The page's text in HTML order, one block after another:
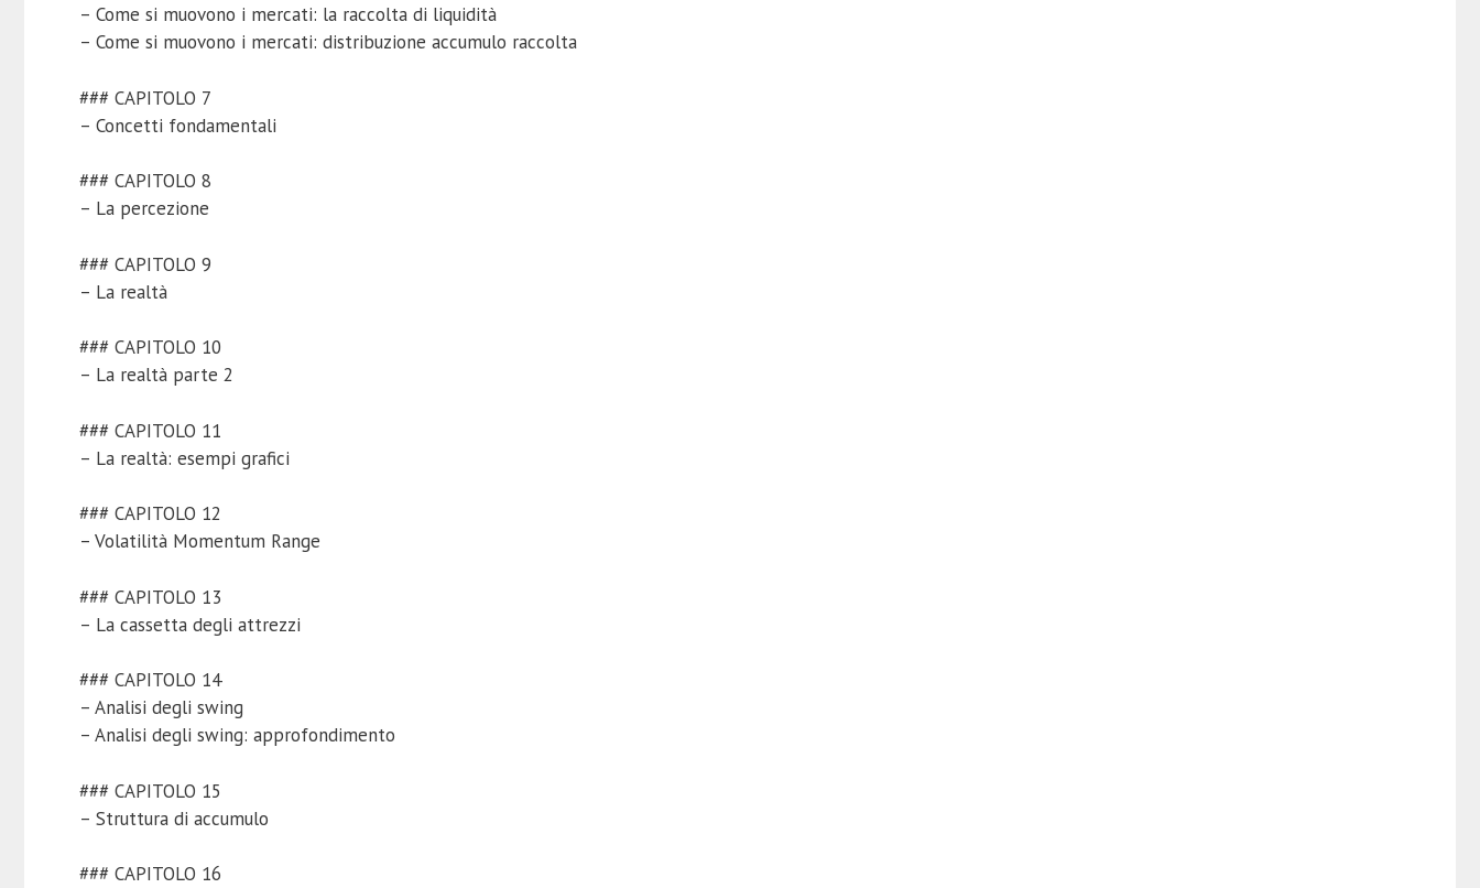
– Come si muovono i mercati: la raccolta di liquidità
– Come si muovono i mercati: distribuzione accumulo raccolta
### CAPITOLO 7
– Concetti fondamentali
### CAPITOLO 8
– La percezione
### CAPITOLO 9
– La realtà
### CAPITOLO 10
– La realtà parte 2
### CAPITOLO 11
– La realtà: esempi grafici
### CAPITOLO 12
– Volatilità Momentum Range
### CAPITOLO 13
– La cassetta degli attrezzi
### CAPITOLO 14
– Analisi degli swing
– Analisi degli swing: approfondimento
### CAPITOLO 15
– Struttura di accumulo
### CAPITOLO 16